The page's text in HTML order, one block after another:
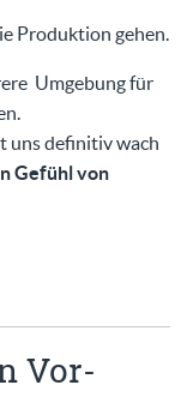
Produktion gehen.
Umgebung für
uns definitiv wach
Gefühl von
Vor-